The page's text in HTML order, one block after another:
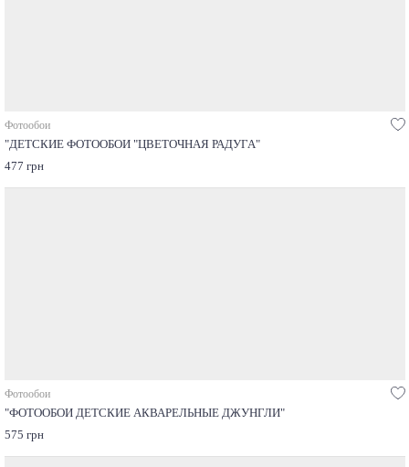
Фотообои
"ДЕТСКИЕ ФОТООБОИ "ЦВЕТОЧНАЯ РАДУГА"
477 грн
Фотообои
"ФОТООБОИ ДЕТСКИЕ АКВАРЕЛЬНЫЕ ДЖУНГЛИ"
575 грн